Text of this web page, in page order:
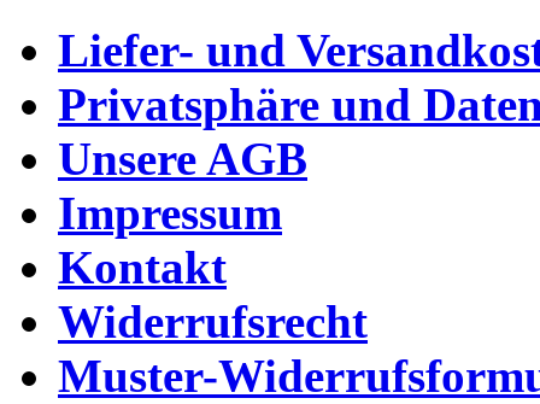
Liefer- und
Privatsphäre und
Unsere AGB
Impressum
Kontakt
Widerrufsrecht
Muster-